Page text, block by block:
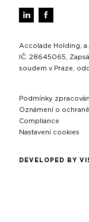
Accolade Holding,
IČ: 28645065,
soudem v Praze,
Podmínky
Oznámení o
Compliance
Nastavení cookies
DEVELOPED BY